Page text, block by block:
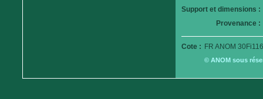
Support et dimensions :
Provenance :
Cote : FR ANOM
© ANOM sous